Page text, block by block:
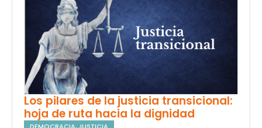
Los pilares de la justicia transicional:
hoja de ruta hacia la dignidad